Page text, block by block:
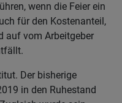
wenn die Feier ein
für den Kostenanteil,
auf vom Arbeitgeber
Der bisherige
in den Ruhestand